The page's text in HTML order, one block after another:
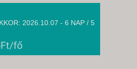
2026.10.07 - 6 NAP / 5
Ft/fő